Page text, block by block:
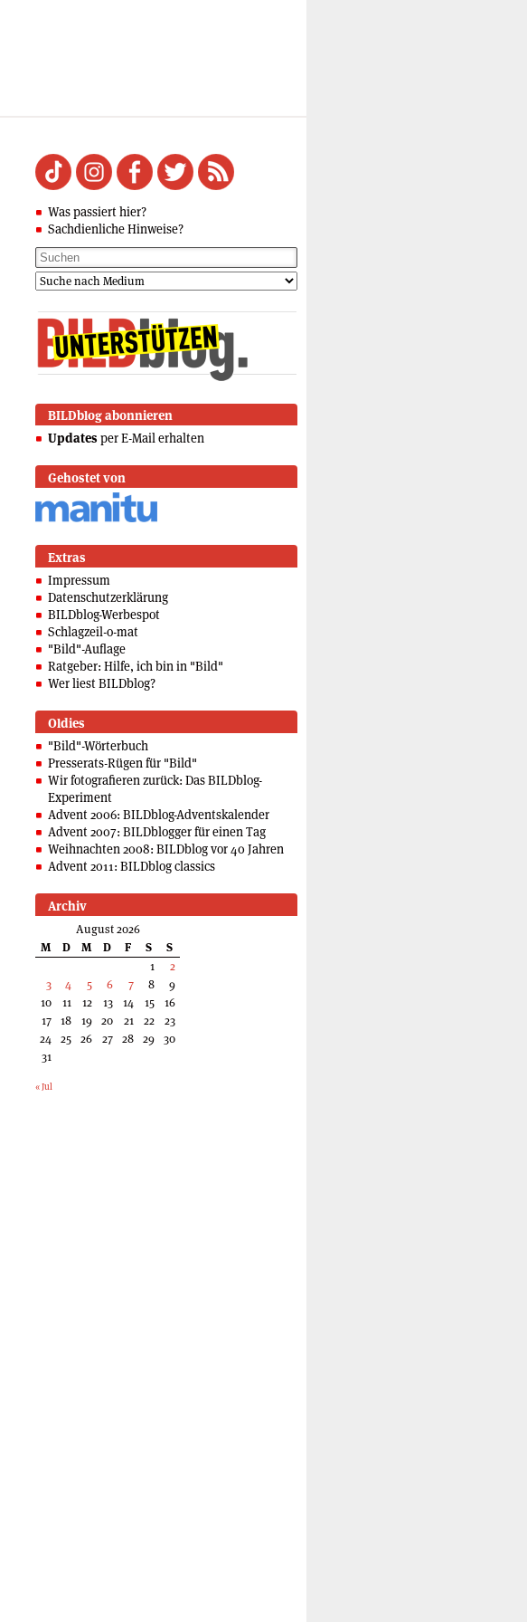
Was passiert hier?
Sachdienliche Hinweise?
BILDblog abonnieren
Updates per E-Mail erhalten
Gehostet von
Extras
Impressum
Datenschutzerklärung
BILDblog-Werbespot
Schlagzeil-o-mat
"Bild"-Auflage
Ratgeber: Hilfe, ich bin in "Bild"
Wer liest BILDblog?
Oldies
"Bild"-Wörterbuch
Presserats-Rügen für "Bild"
Wir fotografieren zurück: Das BILDblog-
Experiment
Advent 2006: BILDblog-Adventskalender
Advent 2007: BILDblogger für einen Tag
Weihnachten 2008: BILDblog vor 40 Jahren
Advent 2011: BILDblog classics
Archiv
August 2026
M
D M D F S
S
1
2
3
4 5 6 7 8
9
10
11 12 13 14 15
16
17 18 19 20 21 22
23
24 25 26 27 28 29 30
31
« Jul